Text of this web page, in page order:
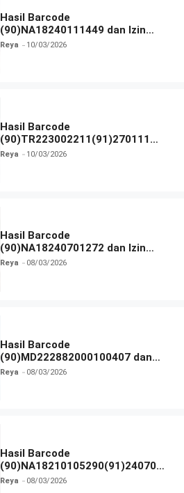
Hasil Barcode
(90)NA18240111449 dan Izin
BPOM
Reya 10/03/2026
Hasil Barcode
(90)TR223002211(91)270111
dan Izin BPOM
Reya 10/03/2026
Hasil Barcode
(90)NA18240701272 dan Izin
BPOM
Reya 08/03/2026
Hasil Barcode
(90)MD222882000100407 dan
Izin BPOM
Reya 08/03/2026
Hasil Barcode
(90)NA18210105290(91)240703
dan Izin BPOM
Reya 08/03/2026